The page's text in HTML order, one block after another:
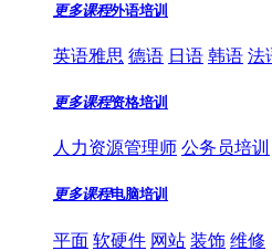
更多课程外语培训
英语雅思 德语 日语 韩语 法
更多课程资格培训
人力资源管理师 公务员培训
更多课程电脑培训
平面 软硬件 网站 装饰 维修